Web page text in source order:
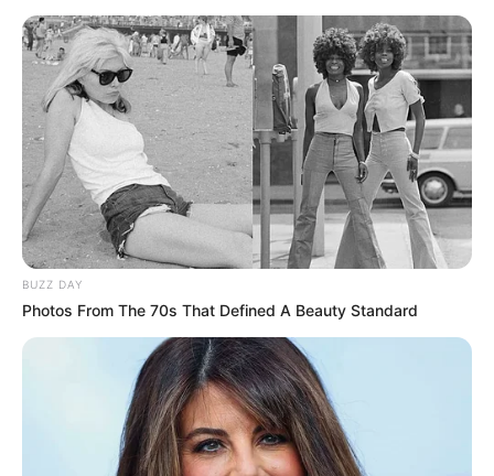
BUZZ DAY
Photos From The 70s That Defined A Beauty Standard